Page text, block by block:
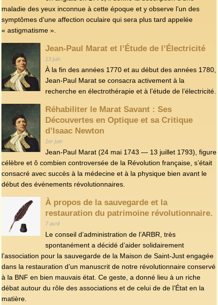
maladie des yeux inconnue à cette époque et y observe l’un des
symptômes d’une affection oculaire qui sera plus tard appelée
« astigmatisme ».
Jean-Paul Marat et l’Étude de l’Électricité
13 juin
À la fin des années 1770 et au début des années 1780,
Jean-Paul Marat se consacra activement à la
recherche en électrothérapie et à l’étude de l’électricité.
Réhabiliter le Marat Savant : Ses
Découvertes en Optique et sa Critique
d’Isaac Newton
1er juin
Jean-Paul Marat (24 mai 1743 — 13 juillet 1793), figure
célèbre et ô combien controversée de la Révolution française, s’était
consacré avec succès à la médecine et à la physique bien avant le
début des événements révolutionnaires.
À propos de la sauvegarde et la
restauration du patrimoine révolutionnaire.
7 avril
Le conseil d’administration de l’ARBR, très
spontanément a décidé d’aider solidairement
l’association pour la sauvegarde de la Maison de Saint-Just engagée
dans la restauration d’un manuscrit de notre révolutionnaire conservé
à la BNF en bien mauvais état. Ce geste, a donné lieu à un riche
débat autour du rôle des associations et de celui de de l’État en la
matière.